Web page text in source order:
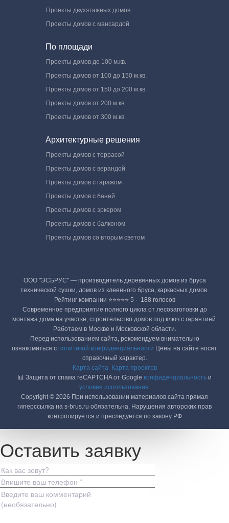
Проекты двухэтажных домов
Проекты домов с мансардой
По площади
Проекты домов до 100 м.кв.
Проекты домов от 100 до 150 м.кв.
Проекты домов от 150 до 200 м.кв.
Проекты домов от 200 м.кв.
Проекты домов от 300 м.кв.
Архитектурные решения
Проекты домов с террасой
Проекты домов с верандой
Проекты домов с гаражом
Проекты домов с баней
Проекты домов с эркером
Проекты домов с балконом
Проекты домов со вторым светом
ООО "ЭСБРУС" — производитель деревянных домов из бруса
технической сушки, домов из клеенного бруса, каркасных домов.
Рейтинг компании ⭐⭐⭐⭐⭐ 5 · ‎ 188 голосов
Современное предприятие полного цикла от лесозаготовки до
монтажа дома на участке, строительство домов под ключ с гарантией.
Работаем в Москве и Московской области.
Перед использованием сайта, рекомендуем внимательно
ознакомиться с политикой конфиденциальности Цены на сайте носят
справочный характер.
Карта сайта
Карта проектов
📊 Защита от спама reCAPTCHA от Google конфиденциальностьи
условия использования.
Copyright © 2026 При использовании материалов сайта прямая
гиперссылка на s-brus.ru обязательна. Нарушения авторских прав
контролируется и преследуется по закону РФ
Оставить заявку